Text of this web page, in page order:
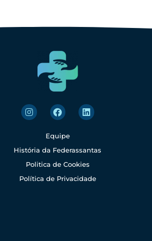
Equipe
História da Federassantas
Politica de Cookies
Política de Privacidade